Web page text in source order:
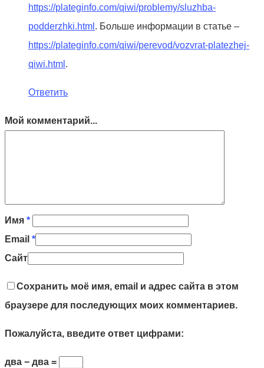
https://plateginfo.com/qiwi/problemy/sluzhba-
podderzhki.html . Больше информации в статье –
https://plateginfo.com/qiwi/perevod/vozvrat-platezhej-
qiwi.html .
Ответить
Мой комментарий...
Имя *
Email *
Сайт
Сохранить моё имя, email и адрес сайта в этом
браузере для последующих моих комментариев.
Пожалуйста, введите ответ цифрами:
два − два =